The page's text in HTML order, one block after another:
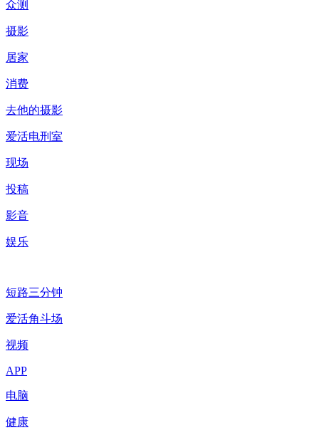
众测
摄影
居家
消费
去他的摄影
爱活电刑室
现场
投稿
影音
娱乐
短路三分钟
爱活角斗场
视频
APP
电脑
健康